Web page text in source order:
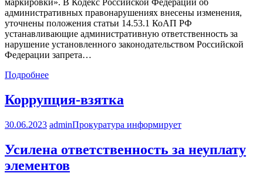
маркировки». В Кодекс Российской Федерации об
административных правонарушениях внесены изменения,
уточнены положения статьи 14.53.1 КоАП РФ
устанавливающие административную ответственность за
нарушение установленного законодательством Российской
Федерации запрета…
Подробнее
Коррупция-взятка
30.06.2023 adminПрокуратура информирует
Усилена ответственность за неуплату
элементов